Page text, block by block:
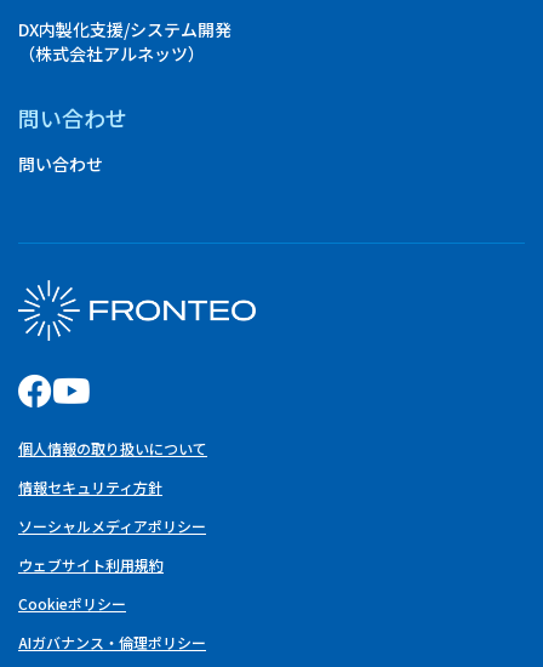
DX内製化支援/システム開発
（株式会社アルネッツ）
問い合わせ
問い合わせ
個人情報の取り扱いについて
情報セキュリティ方針
ソーシャルメディアポリシー
ウェブサイト利用規約
Cookieポリシー
AIガバナンス・倫理ポリシー